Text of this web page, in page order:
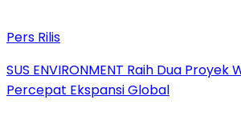
Pers Rilis
SUS ENVIRONMENT Raih Dua Proyek
Percepat Ekspansi Global